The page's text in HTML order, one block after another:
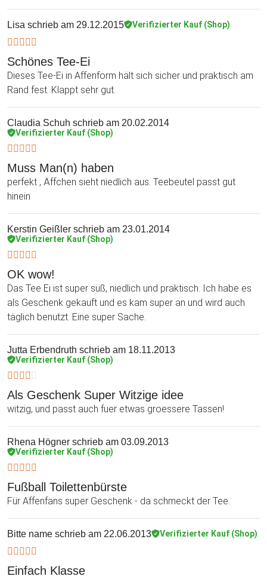
Lisa schrieb am 29.12.2015 Verifizierter Kauf (Shop)
Schönes Tee-Ei
Dieses Tee-Ei in Affenform hält sich sicher und praktisch am
Rand fest. Klappt sehr gut.
Claudia Schuh schrieb am 20.02.2014
Verifizierter Kauf (Shop)
Muss Man(n) haben
perfekt , Äffchen sieht niedlich aus. Teebeutel passt gut
hinein
Kerstin Geißler schrieb am 23.01.2014
Verifizierter Kauf (Shop)
OK wow!
Das Tee Ei ist super süß, niedlich und praktisch. Ich habe es
als Geschenk gekauft und es kam super an und wird auch
täglich benutzt. Eine super Sache.
Jutta Erbendruth schrieb am 18.11.2013
Verifizierter Kauf (Shop)
Als Geschenk Super Witzige idee
witzig, und passt auch fuer etwas groessere Tassen!
Rhena Högner schrieb am 03.09.2013
Verifizierter Kauf (Shop)
Fußball Toilettenbürste
Für Affenfans super Geschenk - da schmeckt der Tee.
Bitte name schrieb am 22.06.2013 Verifizierter Kauf (Shop)
Einfach Klasse